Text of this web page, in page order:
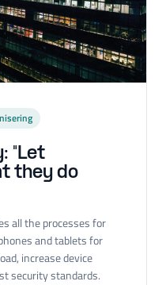
"Let
they do
all the processes for
and tablets for
increase device
security standards.